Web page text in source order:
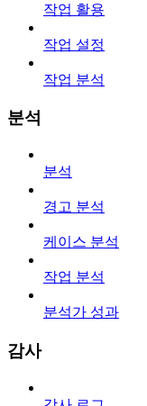
작업 활용
작업 설정
작업 분석
분석
분석
경고 분석
케이스 분석
작업 분석
분석가 성과
감사